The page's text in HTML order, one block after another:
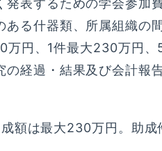
表するための学会参加
る什器類、所属組織の
万円、1件最大230万円
経過・結果及び会計報
額は最大230万円。助